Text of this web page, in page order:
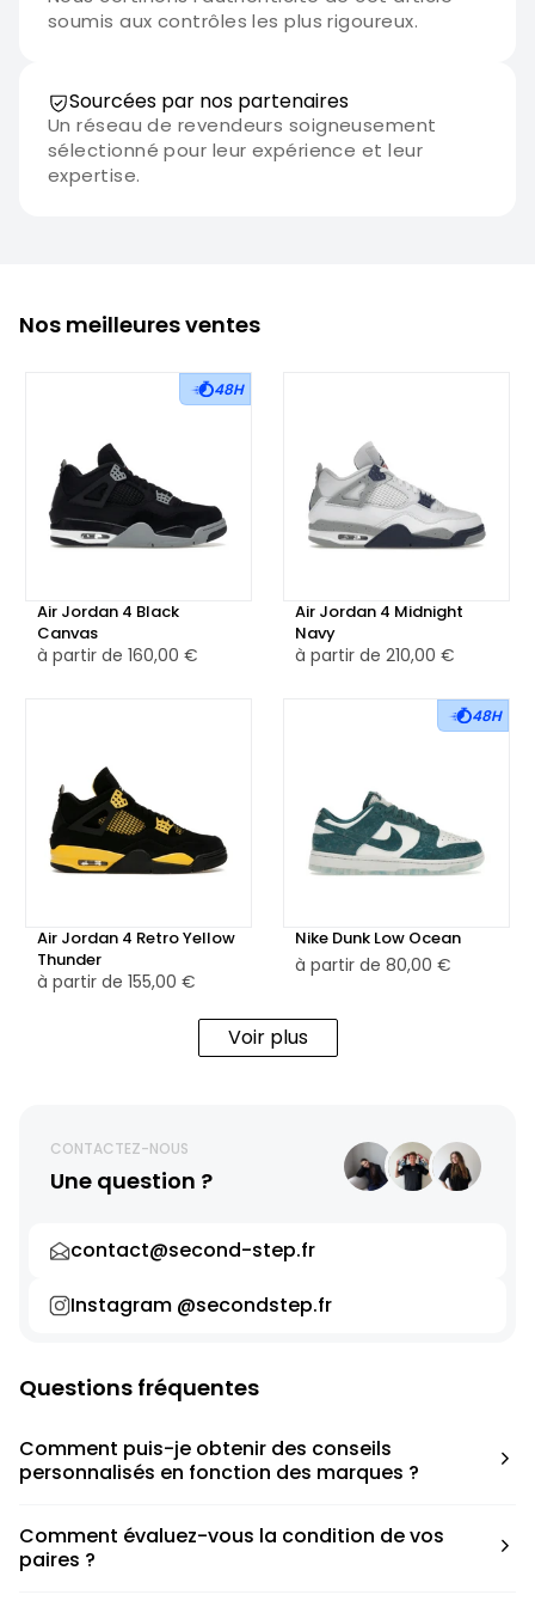
soumis aux contrôles les plus rigoureux.
Sourcées par nos partenaires
Un réseau de revendeurs soigneusement
sélectionné pour leur expérience et leur
expertise.
Nos meilleures ventes
48H
Air Jordan 4 Black
Canvas
à partir de 160,00 €
Air Jordan 4 Midnight
Navy
à partir de 210,00 €
Air Jordan 4 Retro Yellow
Thunder
à partir de 155,00 €
48H
Nike Dunk Low Ocean
à partir de 80,00 €
Voir plus
CONTACTEZ-NOUS
Une question ?
contact@second-step.fr
Instagram @secondstep.fr
Questions fréquentes
Comment puis-je obtenir des conseils
personnalisés en fonction des marques ?
pour déterminer la taille appropriée, que ce soit une taille
en dessous, au-dessus ou correspondant à votre taille
Comment évaluez-vous la condition de vos
paires ?